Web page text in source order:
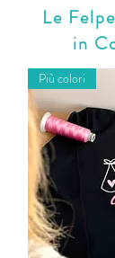
Più colori
Le
in